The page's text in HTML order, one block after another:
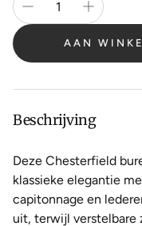
AAN
Beschrijving
Deze Chesterfield
klassieke elegantie
capitonnage en
uit, terwijl verstelbare